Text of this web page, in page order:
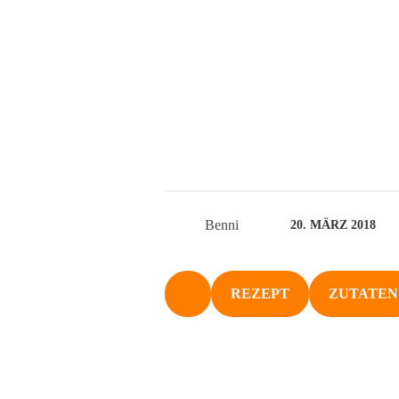
Benni 20. MÄRZ 2018
NACH OBEN
REZEPT ZUTATEN